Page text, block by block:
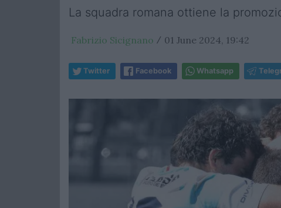
La squadra romana ottiene la
Fabrizio Sicignano / 01 June 2024, 19:42
Twitter Facebook Whatsapp